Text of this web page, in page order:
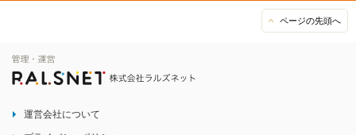
ページの先頭へ
運営会社について